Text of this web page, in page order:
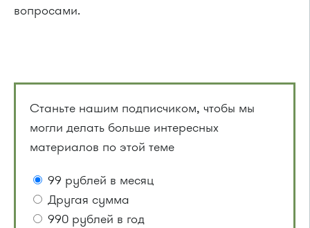
вопросами.
Станьте нашим подписчиком, чтобы мы
могли делать больше интересных
материалов по этой теме
99 рублей в месяц
Другая сумма
990 рублей в год